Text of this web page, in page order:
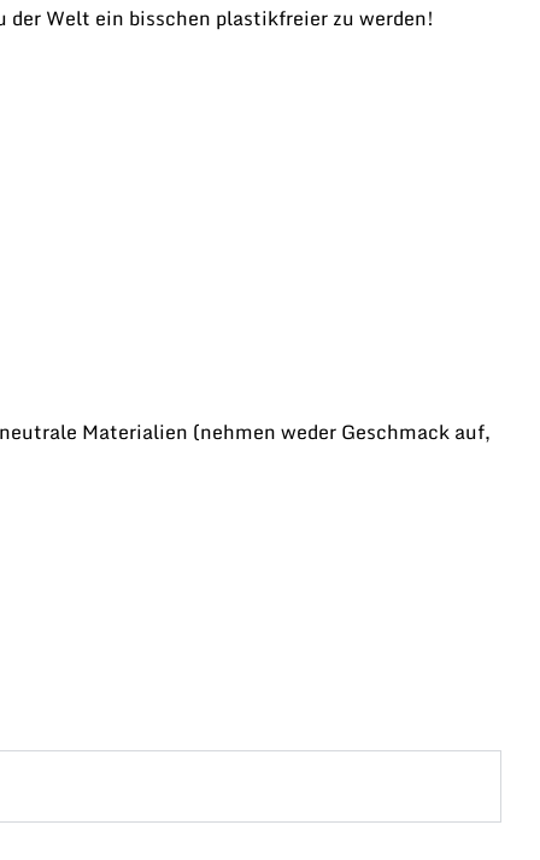
Welt ein bisschen plastikfreier zu werden!
Materialien (nehmen weder Geschmack auf,